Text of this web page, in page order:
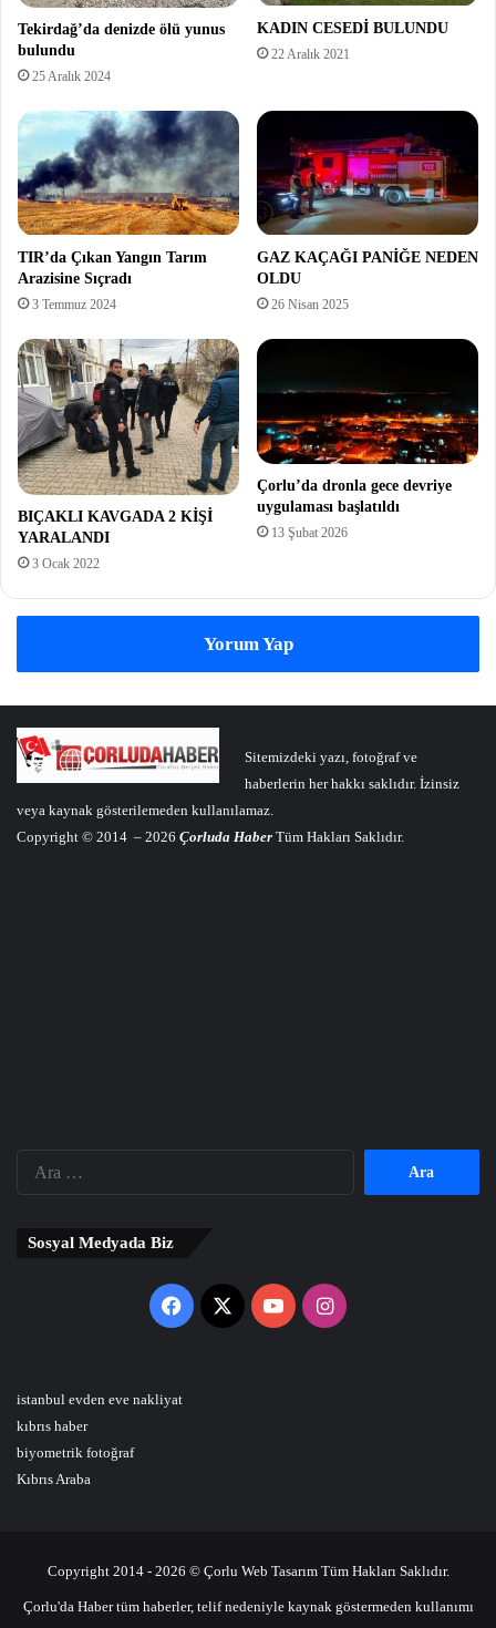
Tekirdağ’da denizde ölü yunus
bulundu
25 Aralık 2024
KADIN CESEDİ BULUNDU
22 Aralık 2021
TIR’da Çıkan Yangın Tarım
Arazisine Sıçradı
3 Temmuz 2024
GAZ KAÇAĞI PANİĞE NEDEN
OLDU
26 Nisan 2025
BIÇAKLI KAVGADA 2 KİŞİ
YARALANDI
3 Ocak 2022
Çorlu’da dronla gece devriye
uygulaması başlatıldı
13 Şubat 2026
Yorum Yap
Sitemizdeki yazı, fotoğraf ve
haberlerin her hakkı saklıdır. İzinsiz
veya kaynak gösterilemeden kullanılamaz.
Copyright © 2014 – 2026 Çorluda Haber Tüm Hakları Saklıdır.
Sosyal Medyada Biz
Facebook
X YouTubeInstagram
istanbul evden eve nakliyat
kıbrıs haber
biyometrik fotoğraf
Kıbrıs Araba
Copyright 2014 - 2026 © Çorlu Web Tasarım Tüm Hakları Saklıdır.
Çorlu'da Haber tüm haberler, telif nedeniyle kaynak göstermeden kullanımı